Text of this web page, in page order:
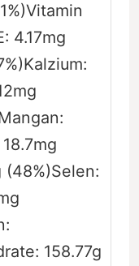
Vitamin
4.17mg
Kalzium:
mg
18.7mg
(48%)Selen:
158.77g